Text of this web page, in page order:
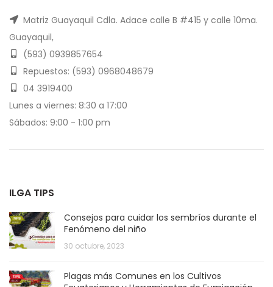
Matriz Guayaquil Cdla. Adace calle B #415 y calle 10ma.
Guayaquil,
(593) 0939857654
Repuestos: (593) 0968048679
04 3919400
Lunes a viernes: 8:30 a 17:00
Sábados: 9:00 - 1:00 pm
ILGA TIPS
Consejos para cuidar los sembríos durante el
Fenómeno del niño
30 octubre, 2023
Plagas más Comunes en los Cultivos